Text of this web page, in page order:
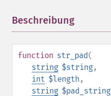
Beschreibung
function str_pad(
string $string,
int $length ,
string $pad_string